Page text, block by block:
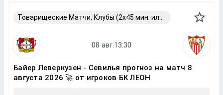
Байер Леверкузен - Севилья прогноз на матч 8
августа 2026 🚀 от игроков БК ЛЕОН